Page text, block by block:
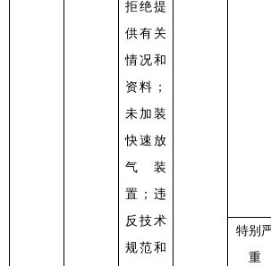
拒绝提
供有关
情况和
资料；
未加装
快速放
气装
置；违
反技术
规范和
特别
重